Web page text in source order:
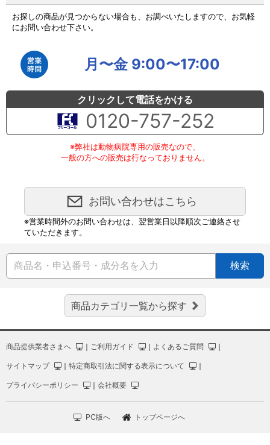
お探しの商品が見つからない場合も、お調べいたしますので、お気軽
にお問い合わせ下さい。
月〜金 9:00〜17:00
クリックして電話をかける
0120-757-252
※弊社は動物病院専用の販売なので、
一般の方への販売は行なっておりません。
お問い合わせはこちら
※営業時間外のお問い合わせは、翌営業日以降順次ご連絡させ
ていただきます。
検索
商品カテゴリ一覧から探す
商品提供業者さまへ ｜ ご利用ガイド ｜ よくあるご質問 ｜
サイトマップ ｜ 特定商取引法に関する表示について ｜
プライバシーポリシー ｜ 会社概要
PC版へ トップページへ